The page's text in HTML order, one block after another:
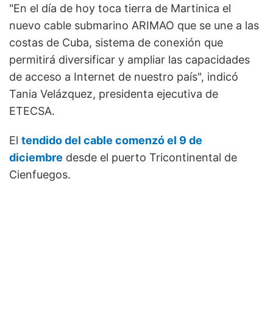
"En el día de hoy toca tierra de Martinica el
nuevo cable submarino ARIMAO que se une a las
costas de Cuba, sistema de conexión que
permitirá diversificar y ampliar las capacidades
de acceso a Internet de nuestro país", indicó
Tania Velázquez, presidenta ejecutiva de
ETECSA.
El tendido del cable comenzó el 9 de
diciembre desde el puerto Tricontinental de
Cienfuegos.